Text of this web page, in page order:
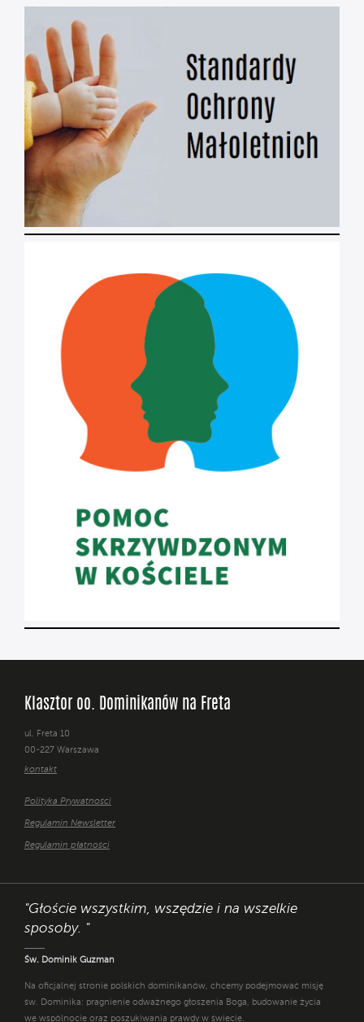
Klasztor oo. Dominikanów na Freta
ul. Freta 10
00-227 Warszawa
kontakt
Polityka Prywatności
Regulamin Newsletter
Regulamin płatności
"Głoście wszystkim, wszędzie i na wszelkie
sposoby. "
Św. Dominik Guzman
Na oficjalnej stronie polskich dominikanów, chcemy podejmować misję
św. Dominika: pragnienie odważnego głoszenia Boga, budowanie życia
we wspólnocie oraz poszukiwania prawdy w świecie.